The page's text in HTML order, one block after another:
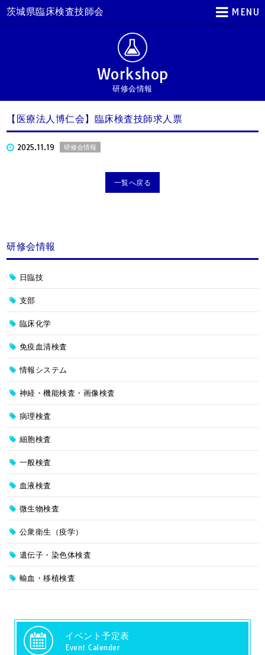
MENU
茨城県臨床検査技師会
Workshop
研修会情報
【医療法人博仁会】臨床検査技師求人票
2025.11.19 研修会情報
一覧へ戻る
研修会情報
日臨技
支部
臨床化学
免疫血清検査
情報システム
神経・機能検査・画像検査
病理検査
細胞検査
一般検査
血液検査
微生物検査
公衆衛生（疫学）
遺伝子・染色体検査
輸血・移植検査
イベント予定表
Event Calender